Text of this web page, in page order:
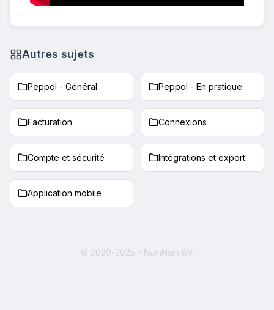
Autres sujets
Peppol - Général Peppol - En pratique
Facturation Connexions
Compte et sécurité Intégrations et export
Application mobile
© 2020-2025 - NumNum BV